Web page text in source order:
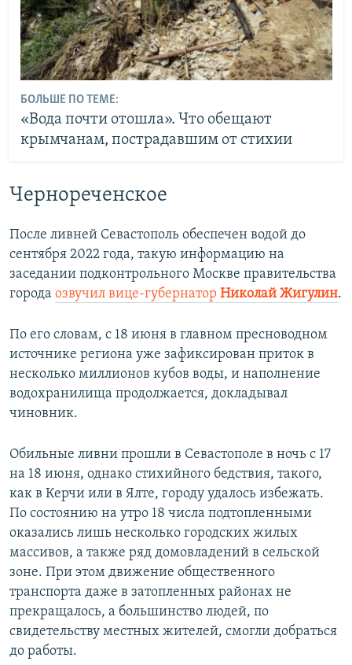
БОЛЬШЕ ПО ТЕМЕ:
«Вода почти отошла». Что обещают
крымчанам, пострадавшим от стихии
Чернореченское
После ливней Севастополь обеспечен водой до
сентября 2022 года, такую информацию на
заседании подконтрольного Москве правительства
города озвучил вице-губернатор Николай Жигулин.
По его словам, с 18 июня в главном пресноводном
источнике региона уже зафиксирован приток в
несколько миллионов кубов воды, и наполнение
водохранилища продолжается, докладывал
чиновник.
Обильные ливни прошли в Севастополе в ночь с 17
на 18 июня, однако стихийного бедствия, такого,
как в Керчи или в Ялте, городу удалось избежать.
По состоянию на утро 18 числа подтопленными
оказались лишь несколько городских жилых
массивов, а также ряд домовладений в сельской
зоне. При этом движение общественного
транспорта даже в затопленных районах не
прекращалось, а большинство людей, по
свидетельству местных жителей, смогли добраться
до работы.